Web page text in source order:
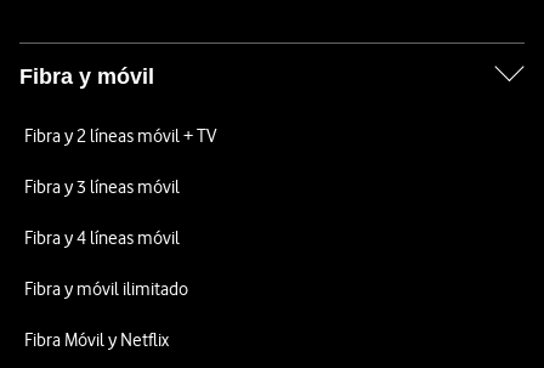
Fibra y móvil
Fibra y 2 líneas móvil + TV
Fibra y 3 líneas móvil
Fibra y 4 líneas móvil
Fibra y móvil ilimitado
Fibra Móvil y Netflix